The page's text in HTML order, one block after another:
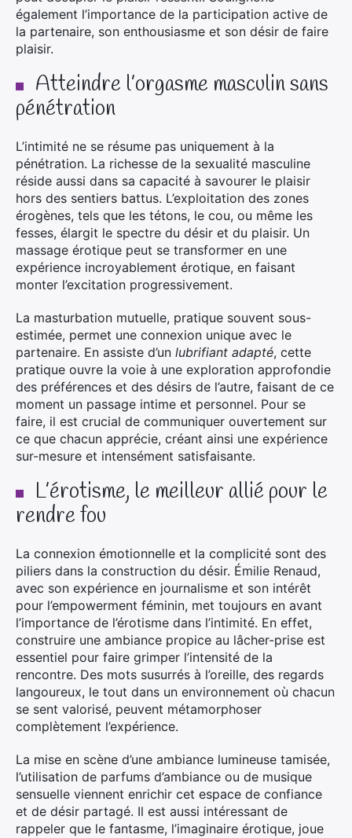
également l’importance de la participation active de
la partenaire, son enthousiasme et son désir de faire
plaisir.
Atteindre l’orgasme masculin sans
pénétration
L’intimité ne se résume pas uniquement à la
pénétration. La richesse de la sexualité masculine
réside aussi dans sa capacité à savourer le plaisir
hors des sentiers battus. L’exploitation des zones
érogènes, tels que les tétons, le cou, ou même les
fesses, élargit le spectre du désir et du plaisir. Un
massage érotique peut se transformer en une
expérience incroyablement érotique, en faisant
monter l’excitation progressivement.
La masturbation mutuelle, pratique souvent sous-
estimée, permet une connexion unique avec le
partenaire. En assiste d’un lubrifiant adapté, cette
pratique ouvre la voie à une exploration approfondie
des préférences et des désirs de l’autre, faisant de ce
moment un passage intime et personnel. Pour se
faire, il est crucial de communiquer ouvertement sur
ce que chacun apprécie, créant ainsi une expérience
sur-mesure et intensément satisfaisante.
L’érotisme, le meilleur allié pour le
rendre fou
La connexion émotionnelle et la complicité sont des
piliers dans la construction du désir. Émilie Renaud,
avec son expérience en journalisme et son intérêt
pour l’empowerment féminin, met toujours en avant
l’importance de l’érotisme dans l’intimité. En effet,
construire une ambiance propice au lâcher-prise est
essentiel pour faire grimper l’intensité de la
rencontre. Des mots susurrés à l’oreille, des regards
langoureux, le tout dans un environnement où chacun
se sent valorisé, peuvent métamorphoser
complètement l’expérience.
La mise en scène d’une ambiance lumineuse tamisée,
l’utilisation de parfums d’ambiance ou de musique
sensuelle viennent enrichir cet espace de confiance
et de désir partagé. Il est aussi intéressant de
rappeler que le fantasme, l’imaginaire érotique, joue